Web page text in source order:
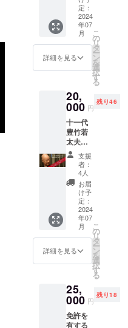
2966-
12 電話
番号
0997-
0251 保
存方法
してく
ださい
製造
者：鹿
児島県
大島郡
湾1298
番 合
界島結
い
0997-
65-
0958 栄
養成分
（100g
）当た
り エネ
ルギー
640kcal
タンパ
ク質
18.9g
脂質
炭水化
物
当量
0.01g
料→サ
トウキ
ビ 主原
料の原
産地→
喜界島
ルギー
表示な
し
ら「幻
のみか
ん」と
呼ばれ
ていま
す。 そ
かんの
果汁を
贅沢に
使った
クラフ
トシ
ロップ
が 「花
良治み
かん
Premiu
m」で
す。
【花良
治みか
ん
Premiu
(4〜5倍
濃縮) ×
２本 品
名 : 清
す。パ
ソコン
での視
聴を推
奨しま
すが、
携帯で
も視聴
す 注
意）イ
ベント
中止の
場合は
喜界島
のグッ
ズなど
の返礼
品と交
換とな
りま
す。
定：
2024
年07
月
詳細を見る
こ
の
リ
タ
ー
ン
を
選
択
す
る
20,
000 円
残り46
十一代
豊竹若
太夫の
襲名記
念品
（手ぬ
ぐい・
子）、
書籍
「五感
のかな
た
へ」、
座右の
銘のサ
紙を
セット
でお渡
ししま
支援
者：
4人
お届
け予
定：
2024
年07
月
詳細を見る
こ
の
リ
タ
ー
ン
を
選
択
す
る
25,
000 円
残り18
免許を
有する